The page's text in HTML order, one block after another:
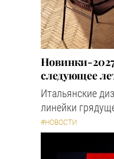
Новинки-
следующее
Итальянские
линейки
#НОВОСТИ